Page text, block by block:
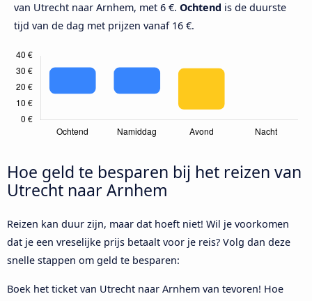
van Utrecht naar Arnhem, met 6 €. Ochtend is de duurste
tijd van de dag met prijzen vanaf 16 €.
Hoe geld te besparen bij het reizen van
Utrecht naar Arnhem
Reizen kan duur zijn, maar dat hoeft niet! Wil je voorkomen
dat je een vreselijke prijs betaalt voor je reis? Volg dan deze
snelle stappen om geld te besparen:
Boek het ticket van Utrecht naar Arnhem van tevoren! Hoe